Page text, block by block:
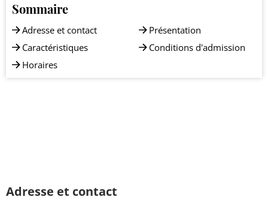
Sommaire
Adresse et contact
Caractéristiques
Horaires
Présentation
Conditions d'admission
Adresse et contact